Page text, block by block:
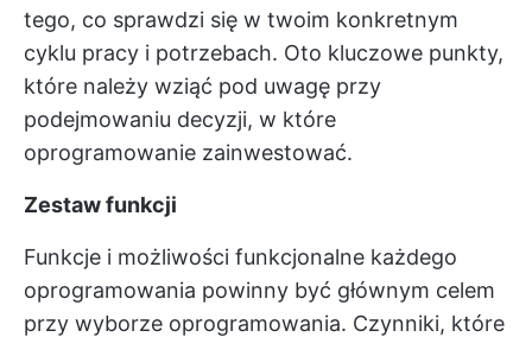
tego, co sprawdzi się w twoim konkretnym
cyklu pracy i potrzebach. Oto kluczowe punkty,
które należy wziąć pod uwagę przy
podejmowaniu decyzji, w które
oprogramowanie zainwestować.
Zestaw funkcji
Funkcje i możliwości funkcjonalne każdego
oprogramowania powinny być głównym celem
przy wyborze oprogramowania. Czynniki, które